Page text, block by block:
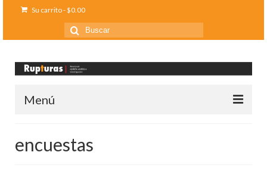
Su carrito-$0.00
Buscar
por:
Menú
encuestas